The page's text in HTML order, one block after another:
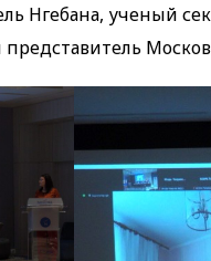
Нгебана, ученый